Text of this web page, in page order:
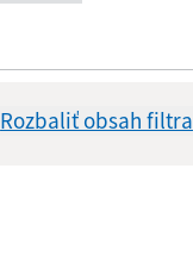
Rozbaliť obsah filtra